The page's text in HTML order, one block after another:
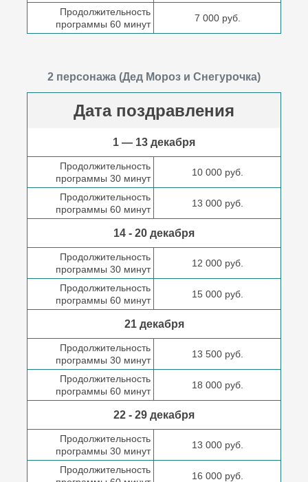
Продолжительность
программы 60 минут
7 000 руб.
2 персонажа (Дед Мороз и Снегурочка)
Дата поздравления
1 — 13 декабря
Продолжительность
программы 30 минут
10 000 руб.
Продолжительность
программы 60 минут
13 000 руб.
14 - 20 декабря
Продолжительность
программы 30 минут
12 000 руб.
Продолжительность
программы 60 минут
15 000 руб.
21 декабря
Продолжительность
программы 30 минут
13 500 руб.
Продолжительность
программы 60 минут
18 000 руб.
22 - 29 декабря
Продолжительность
программы 30 минут
13 000 руб.
Продолжительность
16 000 руб.